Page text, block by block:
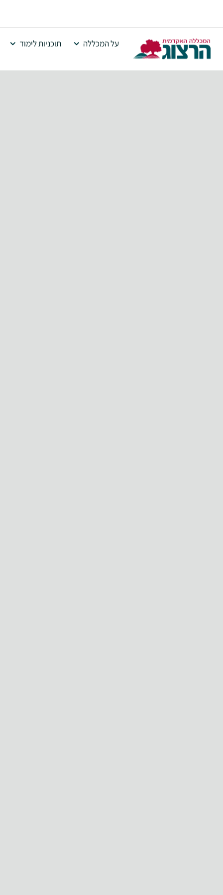
על המכללה תוכניות לימוד